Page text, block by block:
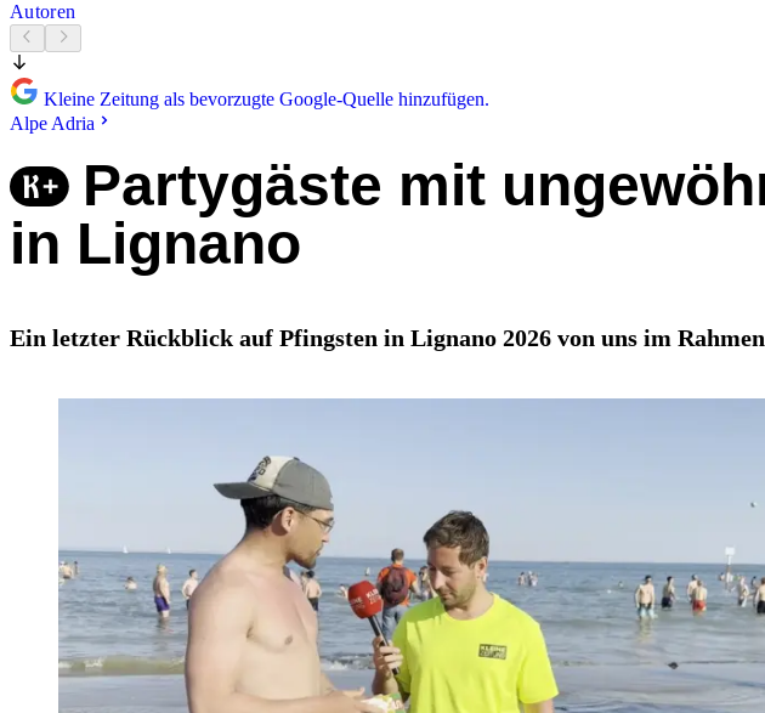
Autoren
Kleine Zeitung als bevorzugte Google-Quelle hinzufügen.
Alpe Adria
Partygäste mit
in Lignano
Ein letzter Rückblick auf Pfingsten in Lignano 2026 von uns im